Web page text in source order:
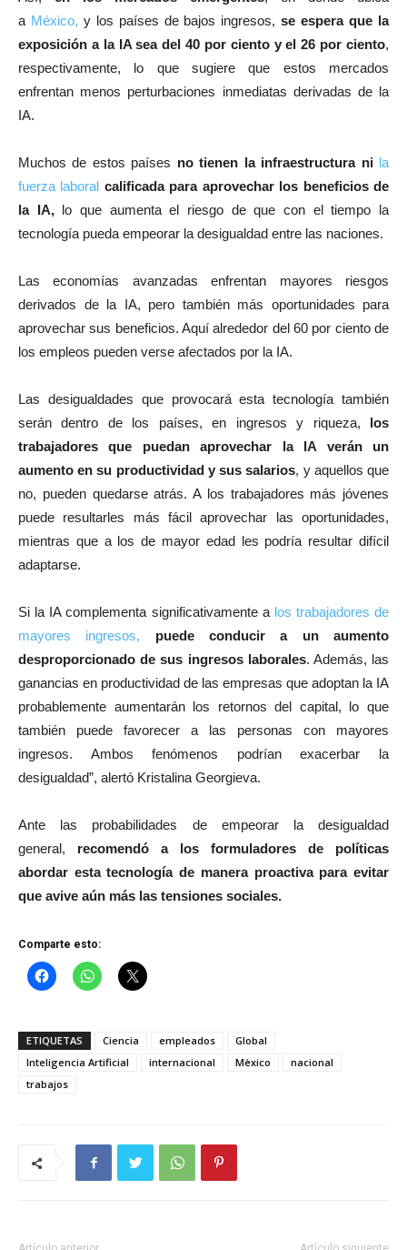
a México, y los países de bajos ingresos, se espera que la
exposición a la IA sea del 40 por ciento y el 26 por ciento,
respectivamente, lo que sugiere que estos mercados
enfrentan menos perturbaciones inmediatas derivadas de la
IA.
Muchos de estos países no tienen la infraestructura nila
fuerza laboral calificada para aprovechar los beneficios de
la IA,lo que aumenta el riesgo de que con el tiempo la
tecnología pueda empeorar la desigualdad entre las naciones.
Las economías avanzadas enfrentan mayores riesgos
derivados de la IA, pero también más oportunidades para
aprovechar sus beneficios. Aquí alrededor del 60 por ciento de
los empleos pueden verse afectados por la IA.
Las desigualdades que provocará esta tecnología también
serán dentro de los países, en ingresos y riqueza, los
trabajadores que puedan aprovechar la IA verán un
aumento en su productividad y sus salarios, y aquellos que
no, pueden quedarse atrás. A los trabajadores más jóvenes
puede resultarles más fácil aprovechar las oportunidades,
mientras que a los de mayor edad les podría resultar difícil
adaptarse.
Si la IA complementa significativamente a los trabajadores de
mayores ingresos, puede conducir a un aumento
desproporcionado de sus ingresos laborales. Además, las
ganancias en productividad de las empresas que adoptan la IA
probablemente aumentarán los retornos del capital, lo que
también puede favorecer a las personas con mayores
ingresos. Ambos fenómenos podrían exacerbar la
desigualdad”, alertó Kristalina Georgieva.
Ante las probabilidades de empeorar la desigualdad
general, recomendó a los formuladores de políticas
abordar esta tecnología de manera proactiva para evitar
que avive aún más las tensiones sociales.
Comparte esto:
ETIQUETAS Ciencia empleados
Global
Inteligencia Artificial
internacional Mèxico
nacional
trabajos